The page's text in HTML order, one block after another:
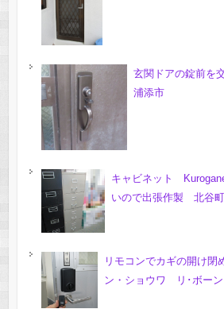
玄関ドアの錠前
浦添市
キャビネット
いので出張作製 北谷町
リモコンでカギの開け
ン・ショウワ リ･ボー